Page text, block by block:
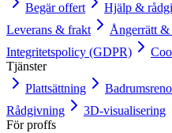
Begär offert
Hjälp &
Leverans & frakt
Ångerrätt &
Integritetspolicy (GDPR)
Tjänster
Plattsättning
Rådgivning
3D-visualisering
För proffs